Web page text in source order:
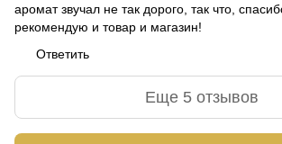
аромат звучал не так дорого, так что,
рекомендую и товар и магазин!
Ответить
Еще 5 отзывов